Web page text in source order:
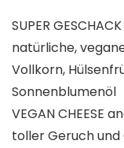
SUPER
natürliche,
Vollkorn,
Sonnenblumenöl
VEGAN CHEESE
toller Geruch und